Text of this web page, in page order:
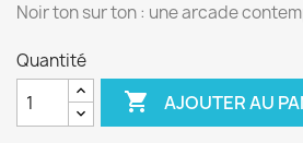
Noir ton sur ton : une arcade
Quantité
 AJOUTER AU